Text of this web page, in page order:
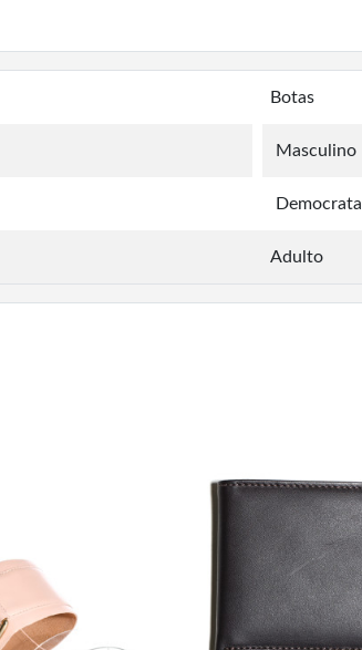
Botas
Masculino
Democrata
Adulto